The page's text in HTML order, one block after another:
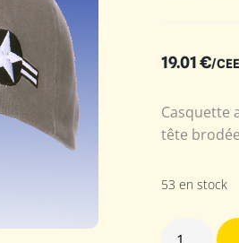
19.01€/CEE
Casquette
tête brodée
53 en stock